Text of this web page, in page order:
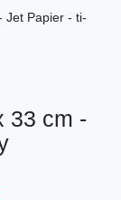
Jet Papier - ti-
33 cm -